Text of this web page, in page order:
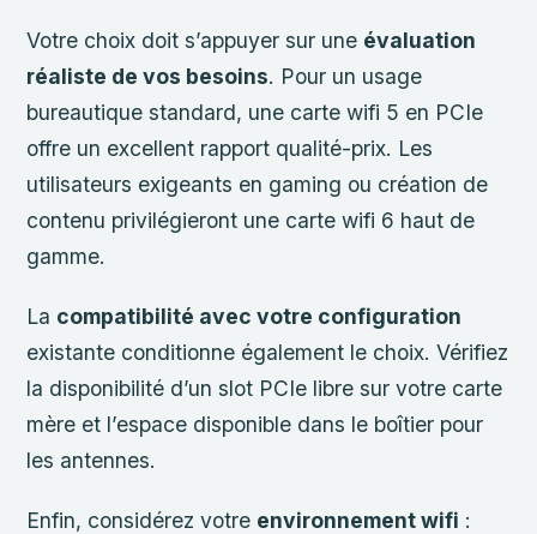
Votre choix doit s’appuyer sur une évaluation
réaliste de vos besoins. Pour un usage
bureautique standard, une carte wifi 5 en PCIe
offre un excellent rapport qualité-prix. Les
utilisateurs exigeants en gaming ou création de
contenu privilégieront une carte wifi 6 haut de
gamme.
La compatibilité avec votre configuration
existante conditionne également le choix. Vérifiez
la disponibilité d’un slot PCIe libre sur votre carte
mère et l’espace disponible dans le boîtier pour
les antennes.
Enfin, considérez votre environnement wifi :